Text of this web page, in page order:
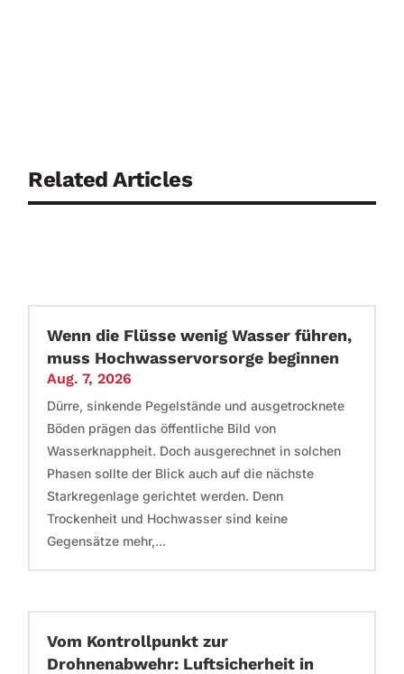
Related Articles
Wenn die Flüsse wenig Wasser führen,
muss Hochwasservorsorge beginnen
Aug. 7, 2026
Dürre, sinkende Pegelstände und ausgetrocknete
Böden prägen das öffentliche Bild von
Wasserknappheit. Doch ausgerechnet in solchen
Phasen sollte der Blick auch auf die nächste
Starkregenlage gerichtet werden. Denn
Trockenheit und Hochwasser sind keine
Gegensätze mehr,...
Vom Kontrollpunkt zur
Drohnenabwehr: Luftsicherheit in